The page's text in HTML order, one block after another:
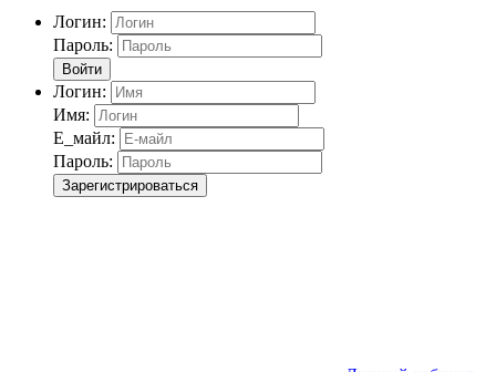
Логин:
Пароль:
Войти
Логин:
Имя:
Е_майл:
Пароль:
Зарегистрироваться